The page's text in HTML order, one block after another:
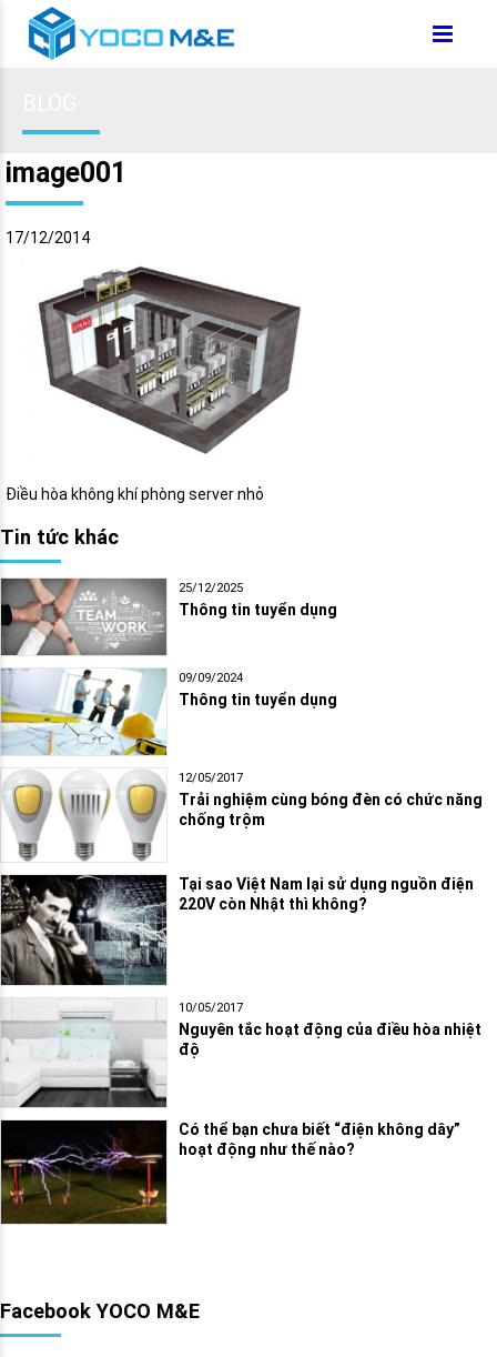
image001
17/12/2014
Điều hòa không khí phòng server nhỏ
Tin tức khác
25/12/2025
Thông tin tuyển dụng
09/09/2024
Thông tin tuyển dụng
12/05/2017
Trải nghiệm cùng bóng đèn có chức năng
chống trộm
Tại sao Việt Nam lại sử dụng nguồn điện
220V còn Nhật thì không?
10/05/2017
Nguyên tắc hoạt động của điều hòa nhiệt
độ
Có thể bạn chưa biết “điện không dây”
hoạt động như thế nào?
Facebook YOCO M&E